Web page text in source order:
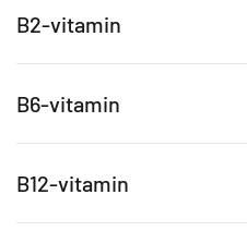
B2-vitamin
B6-vitamin
B12-vitamin